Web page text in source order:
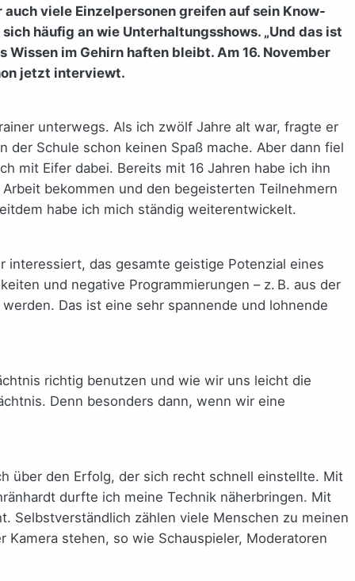
viele Einzelpersonen greifen auf sein Know-
häufig an wie Unterhaltungsshows. „Und das ist
im Gehirn haften bleibt. Am 16. November
jetzt interviewt.
unterwegs. Als ich zwölf Jahre alt war, fragte er
Schule schon keinen Spaß mache. Aber dann fiel
mit Eifer dabei. Bereits mit 16 Jahren habe ich ihn
bekommen und den begeisterten Teilnehmern
habe ich mich ständig weiterentwickelt.
interessiert, das gesamte geistige Potenzial eines
und negative Programmierungen – z. B. aus der
Das ist eine sehr spannende und lohnende
richtig benutzen und wie wir uns leicht die
Denn besonders dann, wenn wir eine
über den Erfolg, der sich recht schnell einstellte. Mit
durfte ich meine Technik näherbringen. Mit
Selbstverständlich zählen viele Menschen zu meinen
stehen, so wie Schauspieler, Moderatoren